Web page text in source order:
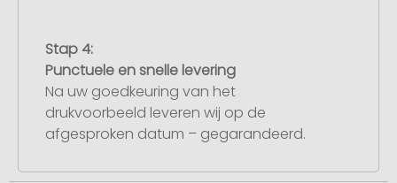
Stap 4:
Punctuele en snelle levering
Na uw goedkeuring van het
drukvoorbeeld leveren wij op de
afgesproken datum – gegarandeerd.